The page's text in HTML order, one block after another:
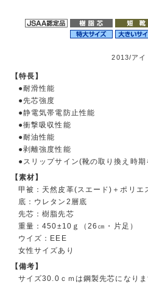
2013/アイ
【特長】
●耐滑性能
●先芯強度
●静電気帯電防止性能
●衝撃吸収性能
●耐油性能
●剥離強度性能
●スリップサイン(靴の取り換え時期
【素材】
甲被：天然皮革(スエード)＋ポリ
底：ウレタン2層底
先芯：樹脂先芯
重量：450±10ｇ（26㎝・片足）
ウイズ：EEE
女性サイズあり
【備考】
サイズ30.0ｃｍは鋼製先芯になりま